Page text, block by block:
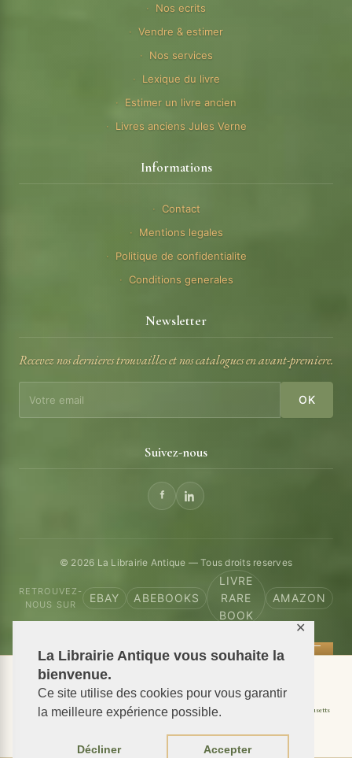
La Librairie Antique vous souhaite la
bienvenue.
Ce site utilise des cookies pour vous garantir
la meilleure expérience possible.
Décliner Accepter
✕
Nos ecrits
Vendre & estimer
Nos services
Lexique du livre
Estimer un livre ancien
Livres anciens Jules Verne
Informations
Contact
Mentions legales
Politique de confidentialite
Conditions generales
Newsletter
Recevez nos dernieres trouvailles et nos catalogues en avant-premiere.
OK
Suivez-nous
© 2026 La Librairie Antique — Tous droits reserves
RETROUVEZ-
NOUS SUR
EBAY ABEBOOKS
LIVRE
RARE
BOOK
AMAZON
📦 We ship antiquarian books worldwide
Shipping to USA Shipping to New York Shipping to California
Shipping to Massachusetts